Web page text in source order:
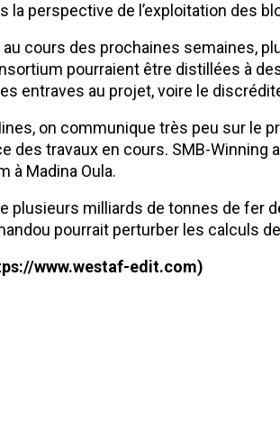
la perspective de l’exploitation des
cours des prochaines semaines,
pourraient être distillées à
entraves au projet, voire le
on communique très peu sur le
des travaux en cours. SMB-Winning
à Madina Oula.
plusieurs milliards de tonnes de fer
pourrait perturber les calculs
www.westaf-edit.com)